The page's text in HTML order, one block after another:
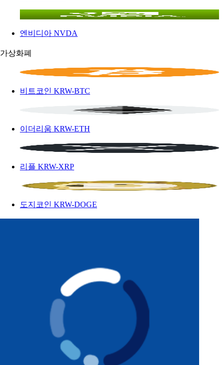
엔비디아 NVDA
가상화폐
비트코인 KRW-BTC
이더리움 KRW-ETH
리플 KRW-XRP
도지코인 KRW-DOGE